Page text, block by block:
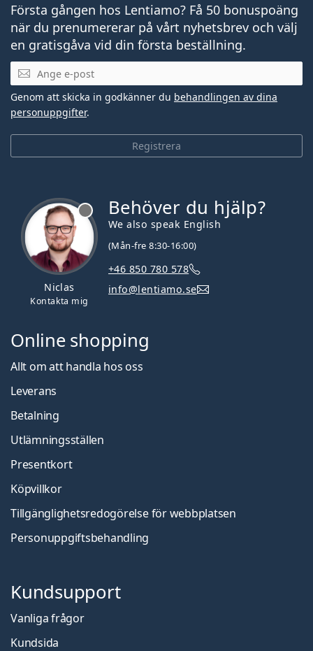
Första gången hos Lentiamo? Få 50 bonuspoäng
när du prenumererar på vårt nyhetsbrev och välj
en gratisgåva vid din första beställning.
Mejladress
Registrera
Genom att skicka in godkänner du behandlingen av dina
personuppgifter.
Niclas
Kontakta mig
Behöver du hjälp?
We also speak English
(Mån-fre 8:30-16:00)
+46 850 780 578
info@lentiamo.se
Online shopping
Allt om att handla hos oss
Leverans
Betalning
Utlämningsställen
Presentkort
Köpvillkor
Tillgänglighetsredogörelse för webbplatsen
Personuppgiftsbehandling
Kundsupport
Vanliga frågor
Kundsida